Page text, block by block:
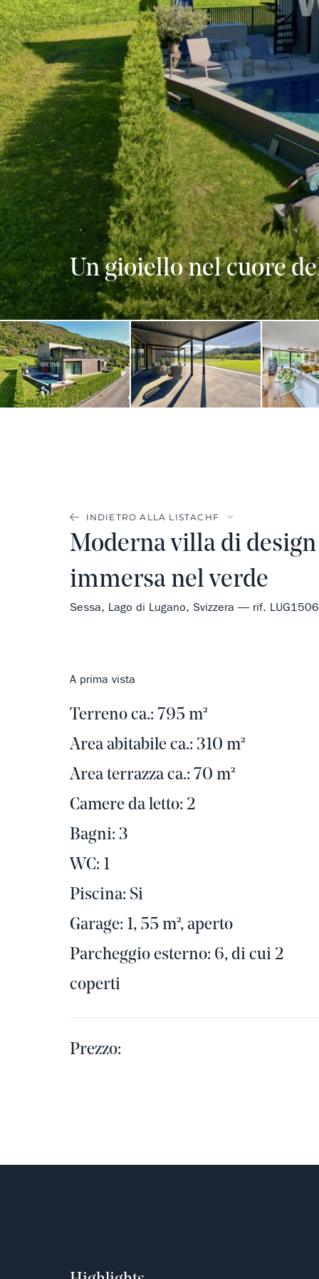
Un gioiello nel cuore
INDIETRO ALLA LISTA
Moderna villa di
immersa nel verde
Sessa, Lago di Lugano, Svizzera — rif. LUG1506
A prima vista
Terreno ca.: 795 m²
Area abitabile ca.: 310 m²
Area terrazza ca.: 70 m²
Camere da letto: 2
Bagni: 3
WC: 1
Piscina: Si
Garage: 1, 55 m², aperto
Parcheggio esterno: 6, di cui 2
coperti
Prezzo: